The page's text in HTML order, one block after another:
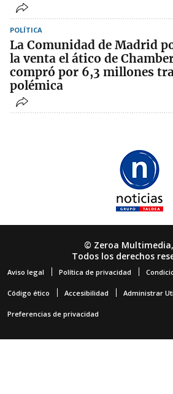
POLÍTICA
La Comunidad de Madrid
la venta el ático de
compró por 6,3 millones
polémica
© Zeroa Multimedia,
Todos los derechos
Aviso legal Política de privacidad
Código ético Accesibilidad Administrar
Preferencias de privacidad